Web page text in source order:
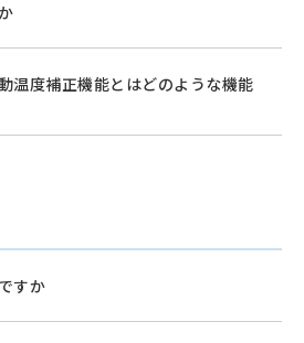
温度補正機能とはどのような機能
すか